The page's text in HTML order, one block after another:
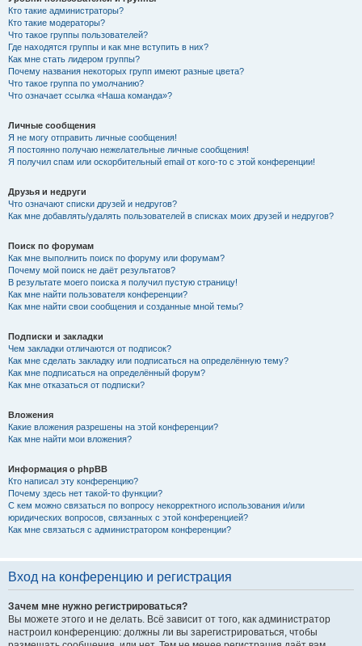
Кто такие администраторы?
Кто такие модераторы?
Что такое группы пользователей?
Где находятся группы и как мне вступить в них?
Как мне стать лидером группы?
Почему названия некоторых групп имеют разные цвета?
Что такое группа по умолчанию?
Что означает ссылка «Наша команда»?
Личные сообщения
Я не могу отправить личные сообщения!
Я постоянно получаю нежелательные личные сообщения!
Я получил спам или оскорбительный email от кого-то с этой конференции!
Друзья и недруги
Что означают списки друзей и недругов?
Как мне добавлять/удалять пользователей в списках моих друзей и недругов?
Поиск по форумам
Как мне выполнить поиск по форуму или форумам?
Почему мой поиск не даёт результатов?
В результате моего поиска я получил пустую страницу!
Как мне найти пользователя конференции?
Как мне найти свои сообщения и созданные мной темы?
Подписки и закладки
Чем закладки отличаются от подписок?
Как мне сделать закладку или подписаться на определённую тему?
Как мне подписаться на определённый форум?
Как мне отказаться от подписки?
Вложения
Какие вложения разрешены на этой конференции?
Как мне найти мои вложения?
Информация о phpBB
Кто написал эту конференцию?
Почему здесь нет такой-то функции?
С кем можно связаться по вопросу некорректного использования и/или
юридических вопросов, связанных с этой конференцией?
Как мне связаться с администратором конференции?
Вход на конференцию и регистрация
Зачем мне нужно регистрироваться?
Вы можете этого и не делать. Всё зависит от того, как администратор
настроил конференцию: должны ли вы зарегистрироваться, чтобы